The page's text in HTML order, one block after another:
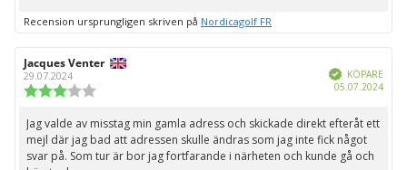
Recension ursprungligen skriven på Nordicagolf FR
Recensionsförfattare:
Jacques Venter
29.07.2024
utav
5
stjärnor
Bekräftad
KÖPARE
05.07.2024
Recensionstext:
Jag valde av misstag min gamla adress och skickade direkt efteråt ett
mejl där jag bad att adressen skulle ändras som jag inte fick något
svar på. Som tur är bor jag fortfarande i närheten och kunde gå och